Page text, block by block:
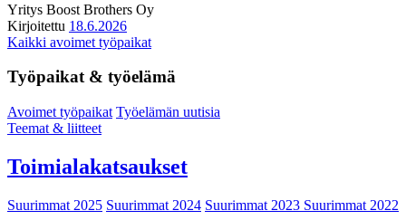
Yritys Boost Brothers Oy
Kirjoitettu 18.6.2026
Kaikki avoimet työpaikat
Työpaikat & työelämä
Avoimet työpaikat Työelämän uutisia
Teemat & liitteet
Toimialakatsaukset
Suurimmat 2025 Suurimmat 2024 Suurimmat 2023 Suurimmat 2022